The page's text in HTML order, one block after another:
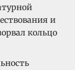
и
кольцо